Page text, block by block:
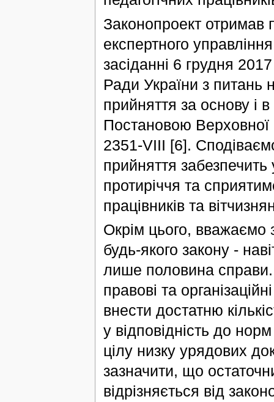
Законопроект отримав
експертного
засіданні 6 грудня
Ради України з питань
прийняття за основу і
Постановою
2351-VIII [6].
прийняття
протиріччя та
працівників та
Окрім цього, вважаємо
будь-якого закону -
лише половина
правові та
внести достатню
у відповідність до
цілу низку урядових
зазначити, що
відрізняється від